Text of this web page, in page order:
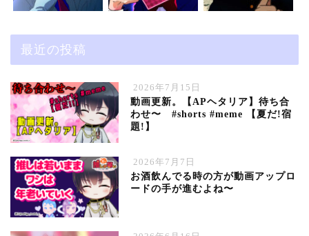
最近の投稿
2026年7月15日
動画更新。【APヘタリア】待ち合
わせ〜 #shorts #meme 【夏だ!宿
題!】
2026年7月7日
お酒飲んでる時の方が動画アップロ
ードの手が進むよね〜